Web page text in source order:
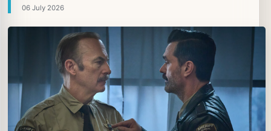
06 July 2026